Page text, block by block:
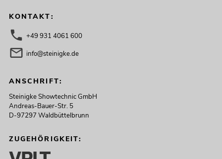
KONTAKT:
+49 931 4061 600
info@steinigke.de
ANSCHRIFT:
Steinigke Showtechnic GmbH
Andreas-Bauer-Str. 5
D-97297 Waldbüttelbrunn
ZUGEHÖRIGKEIT: